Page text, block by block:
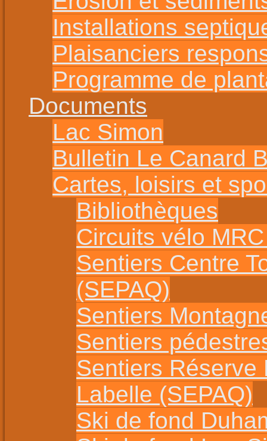
Installations
Plaisanciers
Programme de
Documents
Lac Simon
Bulletin Le Canard
Cartes, loisirs et
Bibliothèques
Circuits vélo
Sentiers Centre
(SEPAQ)
Sentiers
Sentiers
Sentiers Réserve
Labelle (SEPAQ)
Ski de fond